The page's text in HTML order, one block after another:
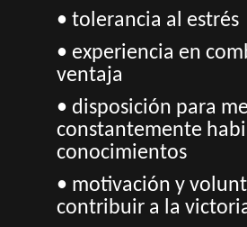
• tolerancia al estrés
• experiencia en
ventaja
• disposición para
constantemente
conocimientos
• motivación y
contribuir a la